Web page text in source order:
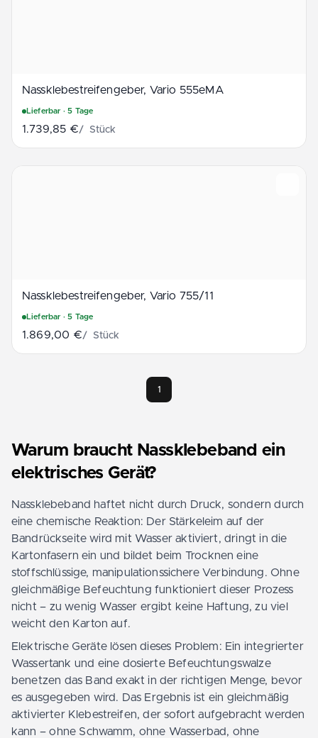
Nass­klebestreifengeber, Vario 555­eM­A
Lieferbar · 5 Tage
1.739,85 €/ Stück
Nass­klebestreifengeber, Vario 755­/11
Lieferbar · 5 Tage
1.869,00 €/ Stück
1
Warum braucht Nassklebeband ein
elektrisches Gerät?
Nassklebeband haftet nicht durch Druck, sondern durch
eine chemische Reaktion: Der Stärkeleim auf der
Bandrückseite wird mit Wasser aktiviert, dringt in die
Kartonfasern ein und bildet beim Trocknen eine
stoffschlüssige, manipulationssichere Verbindung. Ohne
gleichmäßige Befeuchtung funktioniert dieser Prozess
nicht – zu wenig Wasser ergibt keine Haftung, zu viel
weicht den Karton auf.
Elektrische Geräte lösen dieses Problem: Ein integrierter
Wassertank und eine dosierte Befeuchtungswalze
benetzen das Band exakt in der richtigen Menge, bevor
es ausgegeben wird. Das Ergebnis ist ein gleichmäßig
aktivierter Klebestreifen, der sofort aufgebracht werden
kann – ohne Schwamm, ohne Wasserbad, ohne